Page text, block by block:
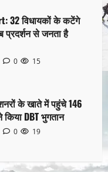
32 विधायकों के कटेंगे
प्रदर्शन से जनता है
0 15
के खाते में पहुंचे 146
किया DBT भुगतान
0 19